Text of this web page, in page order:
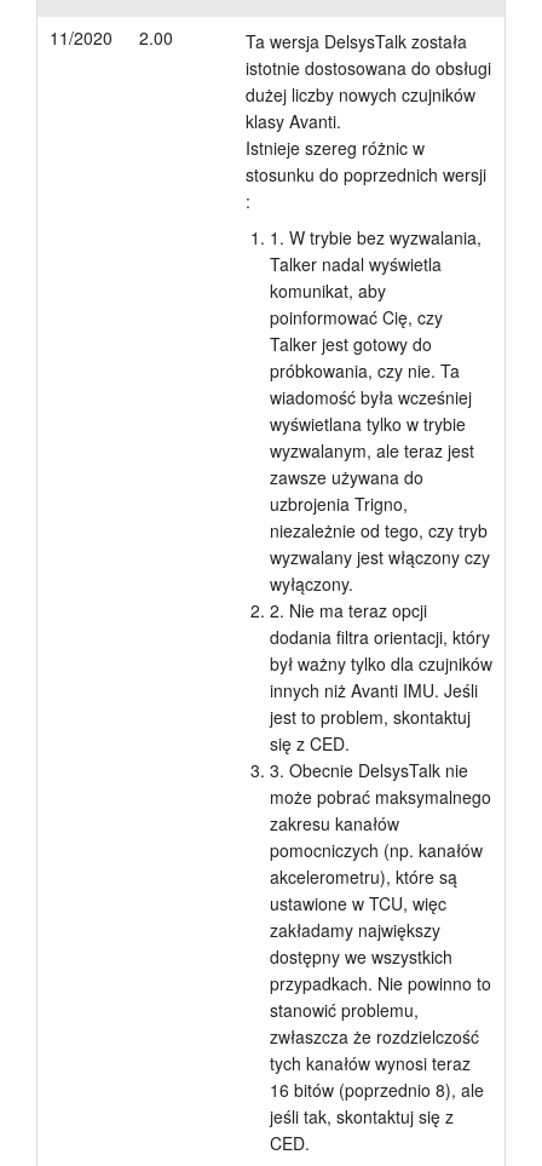
11/2020 2.00
Ta wersja DelsysTalk została
istotnie dostosowana do obsługi
dużej liczby nowych czujników
klasy Avanti.
Istnieje szereg różnic w
stosunku do poprzednich wersji
:
1. W trybie bez wyzwalania,
Talker nadal wyświetla
komunikat, aby
poinformować Cię, czy
Talker jest gotowy do
próbkowania, czy nie. Ta
wiadomość była wcześniej
wyświetlana tylko w trybie
wyzwalanym, ale teraz jest
zawsze używana do
uzbrojenia Trigno,
niezależnie od tego, czy tryb
wyzwalany jest włączony czy
wyłączony.
2. Nie ma teraz opcji
dodania filtra orientacji, który
był ważny tylko dla czujników
innych niż Avanti IMU. Jeśli
jest to problem, skontaktuj
się z CED.
3. Obecnie DelsysTalk nie
może pobrać maksymalnego
zakresu kanałów
pomocniczych (np. kanałów
akcelerometru), które są
ustawione w TCU, więc
zakładamy największy
dostępny we wszystkich
przypadkach. Nie powinno to
stanowić problemu,
zwłaszcza że rozdzielczość
tych kanałów wynosi teraz
16 bitów (poprzednio 8), ale
jeśli tak, skontaktuj się z
CED.